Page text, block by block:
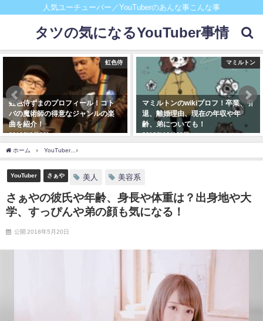
人気ユーチューバー／YouTuberのあんな事こんな事
タツの気になるYouTuber事情
虹色侍
虹色侍ずまのプロフィール！コト
バの魔術師の得意なジャンルの楽
曲を紹介！
2019年8月1日
マミルトン
マミルトンのwikiプロフ！卒業、引
退、離婚理由、現在の年収や年
齢、弟についても！
2018年10月29日
ホーム YouTuber
YouTuber さぁや 美人 美容系
さぁやの彼氏や年齢、身長や体重は？出身地や大
学、すっぴんや弟の顔も気になる！
公開 2018年5月20日